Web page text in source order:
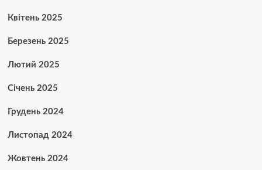
Квітень 2025
Березень 2025
Лютий 2025
Січень 2025
Грудень 2024
Листопад 2024
Жовтень 2024